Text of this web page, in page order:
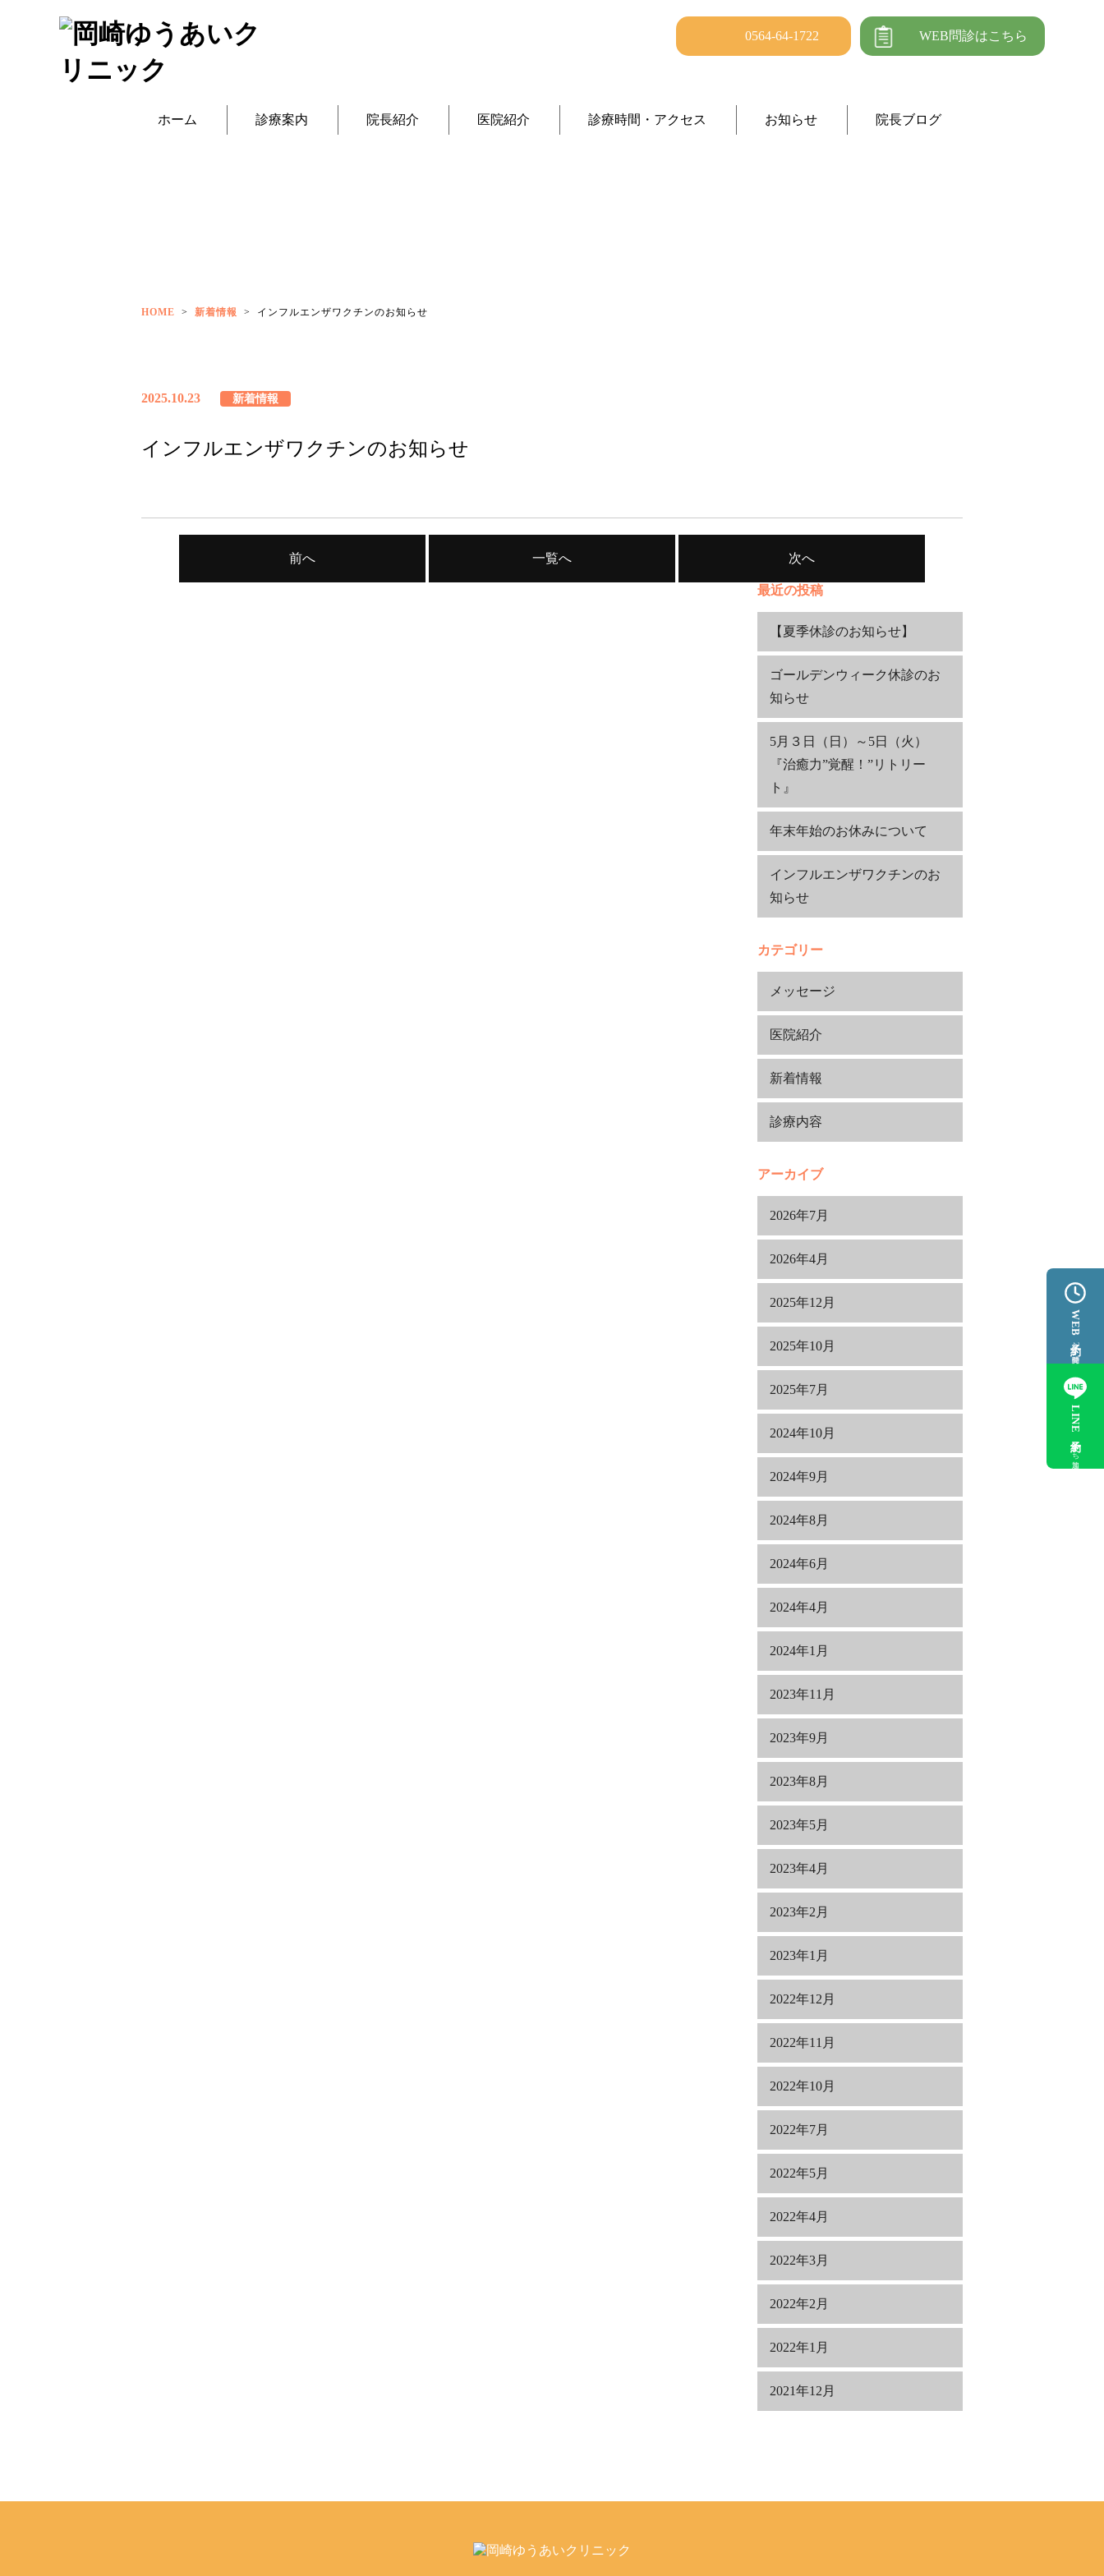
WEB問診はこちら
0564-64-1722
ホーム 診療案内 院長紹介 医院紹介 診療時間・アクセス お知らせ 院長ブログ
HOME > 新着情報 > インフルエンザワクチンのお知らせ
2025.10.23 新着情報
インフルエンザワクチンのお知らせ
前へ 一覧へ 次へ
最近の投稿
【夏季休診のお知らせ】
ゴールデンウィーク休診のお
知らせ
5月３日（日）～5日（火）
『治癒力”覚醒！”リトリー
ト』
年末年始のお休みについて
インフルエンザワクチンのお
知らせ
カテゴリー
メッセージ
医院紹介
新着情報
診療内容
アーカイブ
2026年7月
2026年4月
2025年12月
2025年10月
2025年7月
2024年10月
2024年9月
2024年8月
2024年6月
2024年4月
2024年1月
2023年11月
2023年9月
2023年8月
2023年5月
2023年4月
2023年2月
2023年1月
2022年12月
2022年11月
2022年10月
2022年7月
2022年5月
2022年4月
2022年3月
2022年2月
2022年1月
2021年12月
WEB予約
24時間受付
LINE予約
友だち追加